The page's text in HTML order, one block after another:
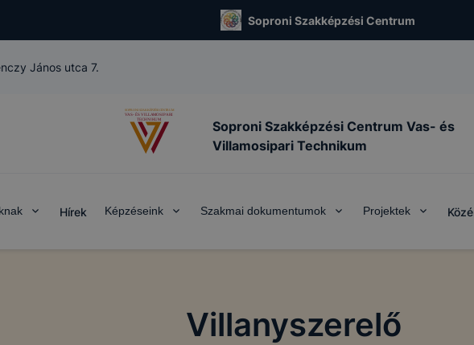
Soproni Szakképzési Centrum
János utca 7.
Soproni Szakképzési Centrum Vas- és
Villamosipari Technikum
Hírek Képzéseink Szakmai dokumentumok Projektek
Villanyszerelő